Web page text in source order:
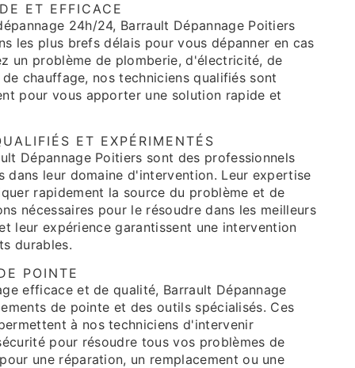
ET EFFICACE
24h/24, Barrault Dépannage Poitiers
les plus brefs délais pour vous dépanner en cas
un problème de plomberie, d'électricité, de
chauffage, nos techniciens qualifiés sont
pour vous apporter une solution rapide et
ET EXPÉRIMENTÉS
Dépannage Poitiers sont des professionnels
dans leur domaine d'intervention. Leur expertise
rapidement la source du problème et de
nécessaires pour le résoudre dans les meilleurs
leur expérience garantissent une intervention
durables.
POINTE
efficace et de qualité, Barrault Dépannage
de pointe et des outils spécialisés. Ces
à nos techniciens d'intervenir
pour résoudre tous vos problèmes de
une réparation, un remplacement ou une